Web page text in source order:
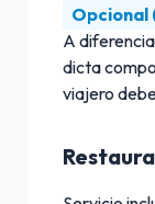
Opcional
A
dicta
viajero